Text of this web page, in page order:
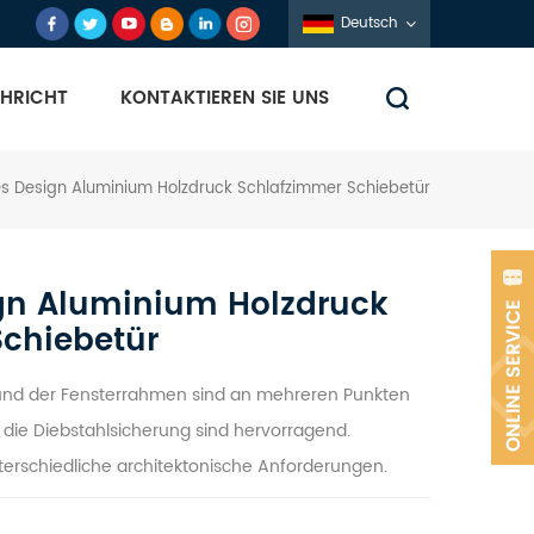
Deutsch
KONTAKTIEREN SIE UNS
Design Aluminium Holzdruck Schlafzimmer Schiebetür
Aluminium Holzdruck
der Fensterrahmen sind an mehreren Punkten
Diebstahlsicherung sind hervorragend.
architektonische Anforderungen.